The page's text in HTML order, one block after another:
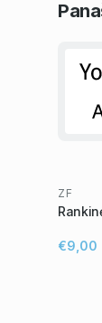
ZF
€9,00